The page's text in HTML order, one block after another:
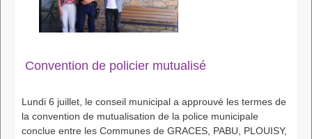
Convention de policier mutualisé
Lundi 6 juillet, le conseil municipal a approuvé les termes de
la convention de mutualisation de la police municipale
conclue entre les Communes de GRACES, PABU, PLOUISY,